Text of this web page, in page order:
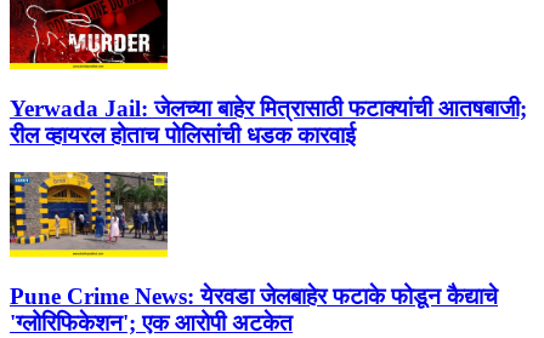
Yerwada Jail: जेलच्या बाहेर मित्रासाठी फटाक्यांची आतषबाजी;
रील व्हायरल होताच पोलिसांची धडक कारवाई
Pune Crime News: येरवडा जेलबाहेर फटाके फोडून कैद्याचे
'ग्लोरिफिकेशन'; एक आरोपी अटकेत